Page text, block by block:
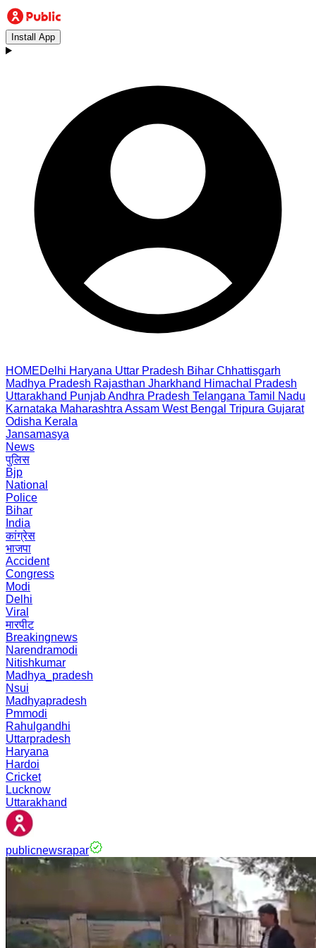
Install App
HOMEDelhi Haryana Uttar Pradesh Bihar Chhattisgarh
Madhya Pradesh Rajasthan Jharkhand Himachal Pradesh
Uttarakhand PunjabAndhra Pradesh Telangana Tamil Nadu
Karnataka Maharashtra Assam West Bengal Tripura Gujarat
Odisha Kerala
Jansamasya
News
पुलिस
Bjp
National
Police
Bihar
India
कांग्रेस
भाजपा
Accident
Congress
Modi
Delhi
Viral
मारपीट
Breakingnews
Narendramodi
Nitishkumar
Madhya_pradesh
Nsui
Madhyapradesh
Pmmodi
Rahulgandhi
Uttarpradesh
Haryana
Hardoi
Cricket
Lucknow
Uttarakhand
publicnewsrapar